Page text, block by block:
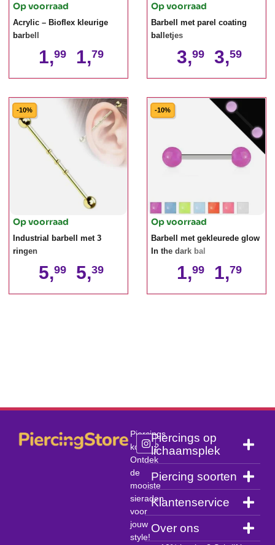
Op voorraad
Acrylic – Bioflex kleurige
barbell
1,99 1,79
Op voorraad
Barbell met parel coating
balletjes
3,99 3,59
-10%
Op voorraad
Industrial barbell met 3
ringen
5,99 5,39
-10%
Op voorraad
Barbell met gekleurede glow
In the dark bal
1,99 1,79
Piercings
kopen?
Ontdek
de
mooiste
sieraden
voor
jouw
style!
Piercings op
lichaamsplek
Piercing soorten
Klantenservice
Over ons